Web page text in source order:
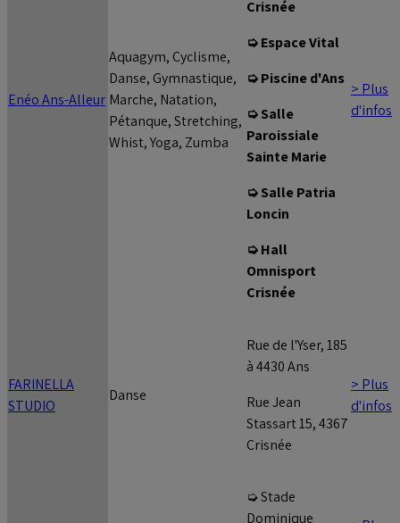
Enéo Ans-Alleur
Aquagym, Cyclisme,
Danse, Gymnastique,
Marche, Natation,
Pétanque, Stretching,
Whist, Yoga, Zumba
Crisnée
➭ Espace Vital
➭ Piscine d'Ans
➭ Salle
Paroissiale
Sainte Marie
➭ Salle Patria
Loncin
➭ Hall
Omnisport
Crisnée
> Plus
d'infos
FARINELLA
STUDIO
Danse
Rue de l'Yser, 185
à 4430 Ans
Rue Jean
Stassart 15, 4367
Crisnée
> Plus
d'infos
➭ Stade
Dominique